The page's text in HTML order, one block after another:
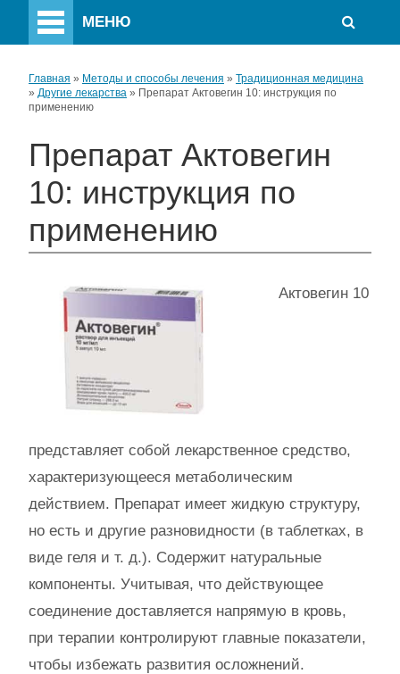
МЕНЮ
Главная » Методы и способы лечения » Традиционная медицина
» Другие лекарства » Препарат Актовегин 10: инструкция по
применению
Препарат Актовегин
10: инструкция по
применению
Актовегин 10
представляет собой лекарственное средство,
характеризующееся метаболическим
действием. Препарат имеет жидкую структуру,
но есть и другие разновидности (в таблетках, в
виде геля и т. д.). Содержит натуральные
компоненты. Учитывая, что действующее
соединение доставляется напрямую в кровь,
при терапии контролируют главные показатели,
чтобы избежать развития осложнений.